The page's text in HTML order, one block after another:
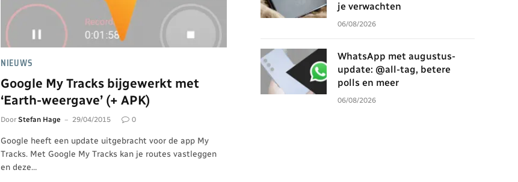
NIEUWS
Google My Tracks bijgewerkt met
‘Earth-weergave’ (+ APK)
Door Stefan Hage 29/04/2015 0
Google heeft een update uitgebracht voor de app My
Tracks. Met Google My Tracks kan je routes vastleggen
en deze…
je verwachten
06/08/2026
WhatsApp met augustus-
update: @all-tag, betere
polls en meer
06/08/2026